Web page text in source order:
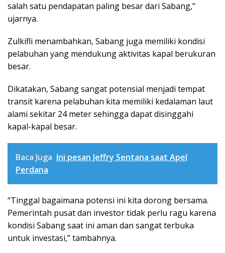
salah satu pendapatan paling besar dari Sabang,”
ujarnya.
Zulkifli menambahkan, Sabang juga memiliki kondisi
pelabuhan yang mendukung aktivitas kapal berukuran
besar.
Dikatakan, Sabang sangat potensial menjadi tempat
transit karena pelabuhan kita memiliki kedalaman laut
alami sekitar 24 meter sehingga dapat disinggahi
kapal-kapal besar.
Baca Juga Ini pesan Jeffry Sentana saat Apel
Perdana
“Tinggal bagaimana potensi ini kita dorong bersama.
Pemerintah pusat dan investor tidak perlu ragu karena
kondisi Sabang saat ini aman dan sangat terbuka
untuk investasi,” tambahnya.